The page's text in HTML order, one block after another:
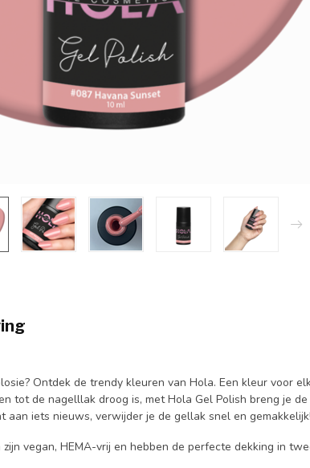
Ontdek de trendy kleuren van Hola. Een kleur voor
tot de nagelllak droog is, met Hola Gel Polish breng je
aan iets nieuws, verwijder je de gellak snel en gemakkelijk!
vegan, HEMA-vrij en hebben de perfecte dekking in